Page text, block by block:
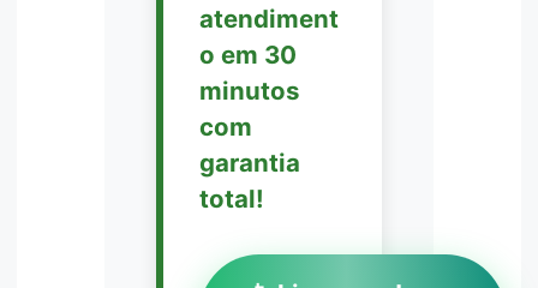
atendiment
o em 30
minutos
com
garantia
total!